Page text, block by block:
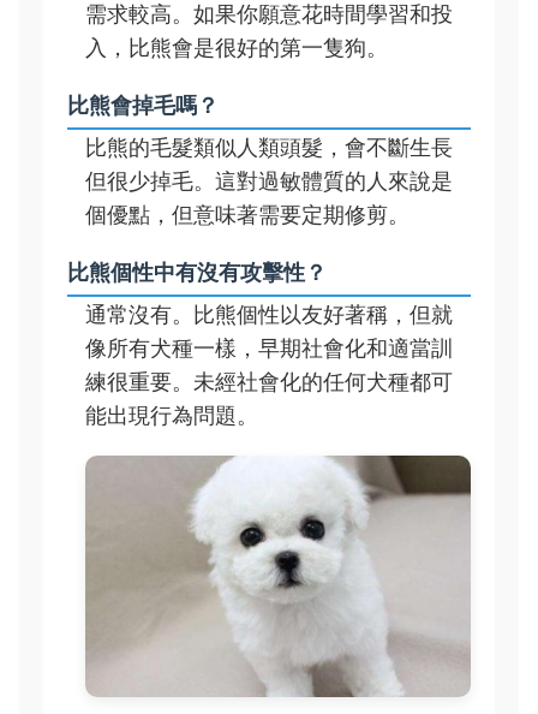
需求較高。如果你願意花時間學習和投
入，比熊會是很好的第一隻狗。
比熊會掉毛嗎？
比熊的毛髮類似人類頭髮，會不斷生長
但很少掉毛。這對過敏體質的人來說是
個優點，但意味著需要定期修剪。
比熊個性中有沒有攻擊性？
通常沒有。比熊個性以友好著稱，但就
像所有犬種一樣，早期社會化和適當訓
練很重要。未經社會化的任何犬種都可
能出現行為問題。